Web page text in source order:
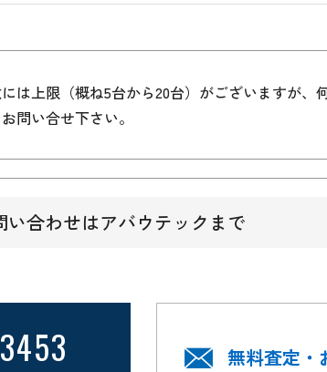
は上限（概ね5台から20台）がございますが、
問い合せ下さい。
い合わせはアバウテックまで
無料査定・